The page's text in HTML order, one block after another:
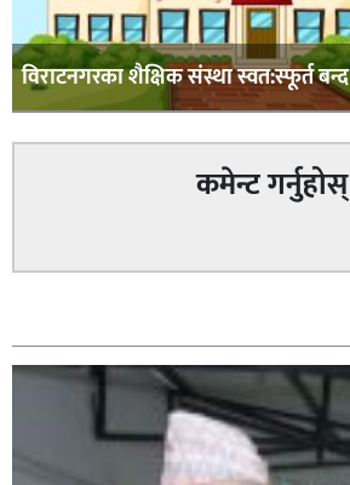
विराटनगरका शैक्षिक संस्था स्वत:स्फूर्त बन्द
कमेन्ट गर्नुहोस्